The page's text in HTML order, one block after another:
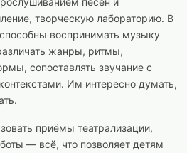
творческую лабораторию. В
воспринимать музыку
жанры, ритмы,
сопоставлять звучание с
Им интересно думать,
приёмы театрализации,
— всё, что позволяет детям